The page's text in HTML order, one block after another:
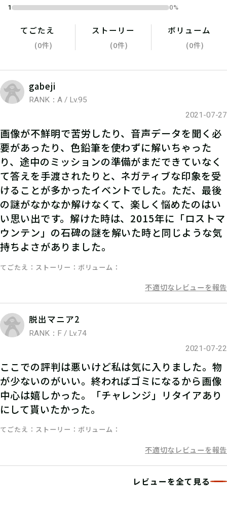
1
0%
てごたえ
(0件)
ストーリー
(0件)
ボリューム
(0件)
gabeji
RANK：A / Lv.95
2021-07-27
画像が不鮮明で苦労したり、音声データを聞く必
要があったり、色鉛筆を使わずに解いちゃった
り、途中のミッションの準備がまだできていなく
て答えを手渡されたりと、ネガティブな印象を受
けることが多かったイベントでした。ただ、最後
の謎がなかなか解けなくて、楽しく悩めたのはい
い思い出です。解けた時は、2015年に「ロストマ
ウンテン」の石碑の謎を解いた時と同じような気
持ちよさがありました。
てごたえ ストーリー ボリューム
不適切なレビューを報告
脱出マニア2
RANK：F / Lv.74
2021-07-22
ここでの評判は悪いけど私は気に入りました。物
が少ないのがいい。終わればゴミになるから画像
中心は嬉しかった。「チャレンジ」リタイアあり
にして貰いたかった。
てごたえ ストーリー ボリューム
不適切なレビューを報告
レビューを全て見る